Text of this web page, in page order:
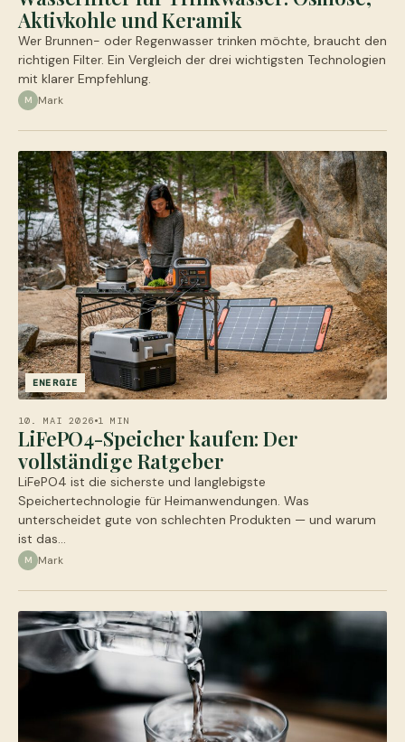
Aktivkohle und Keramik
Wer Brunnen- oder Regenwasser trinken möchte, braucht den
richtigen Filter. Ein Vergleich der drei wichtigsten Technologien
mit klarer Empfehlung.
M Mark
ENERGIE
10. MAI 2026 1 MIN
LiFePO4-Speicher kaufen: Der
vollständige Ratgeber
LiFePO4 ist die sicherste und langlebigste
Speichertechnologie für Heimanwendungen. Was
unterscheidet gute von schlechten Produkten — und warum
ist das…
M Mark